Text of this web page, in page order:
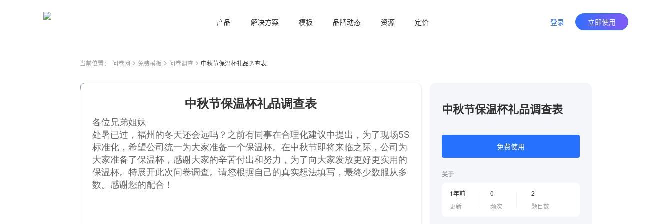
产品 解决方案 模板 品牌动态 资源 定价 登录 立即使用
当前位置： 问卷网 免费模板 问卷调查 中秋节保温杯礼品调查表
中秋节保温杯礼品调查表
免费使用
关于
1年前
更新
0
频次
2
题目数